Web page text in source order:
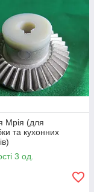
Мрія (для
та кухонних
3 од.